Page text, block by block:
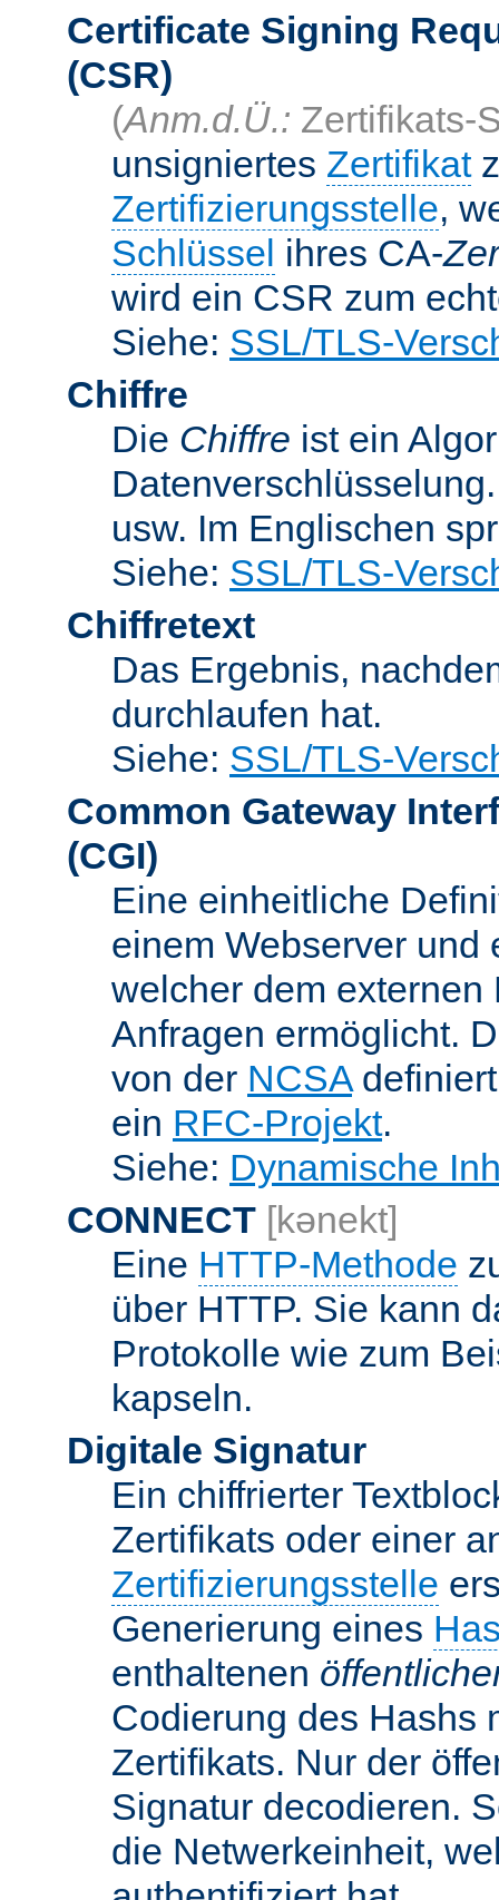
Certificate Signing
(CSR)
(Anm.d.Ü.: Zertifikats-
unsigniertes Zertifikat
Zertifizierungsstelle,
Schlüssel ihres CA-
wird ein CSR zum
Siehe: SSL/TLS-
Chiffre
Die Chiffre ist ein
usw. Im Englischen
Siehe: SSL/TLS-
Chiffretext
Das Ergebnis,
durchlaufen hat.
Siehe: SSL/TLS-
Common Gateway
(CGI)
Eine einheitliche
einem Webserver und
welcher dem
Anfragen ermöglicht.
von der NCSA
ein RFC-Projekt.
Siehe: Dynamische
CONNECT [kənekt]
Eine HTTP-Methode
über HTTP. Sie kann
Protokolle wie zum
kapseln.
Digitale Signatur
Ein chiffrierter
Zertifikats oder einer
Zertifizierungsstelle
Generierung eines
enthaltenen
Codierung des Hashs
Zertifikats. Nur der
Signatur decodieren.
die Netwerkeinheit,